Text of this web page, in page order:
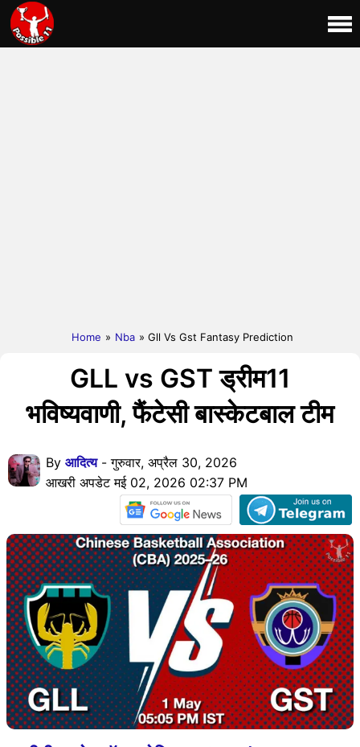
Home » Nba » Gll Vs Gst Fantasy Prediction
GLL vs GST ड्रीम11
भविष्यवाणी, फैंटेसी बास्केटबाल टीम
By आदित्य- गुरुवार, अप्रैल 30, 2026
आखरी अपडेट मई 02, 2026 02:37 PM